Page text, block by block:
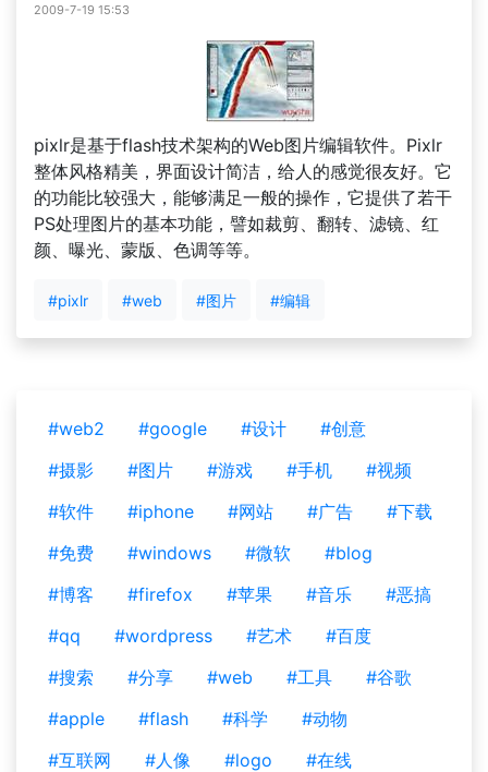
2009-7-19 15:53
pixlr是基于flash技术架构的Web图片编辑软件。Pixlr
整体风格精美，界面设计简洁，给人的感觉很友好。它
的功能比较强大，能够满足一般的操作，它提供了若干
PS处理图片的基本功能，譬如裁剪、翻转、滤镜、红
颜、曝光、蒙版、色调等等。
#pixlr #web #图片 #编辑
#web2 #google #设计
#创意
#摄影
#图片 #游戏 #手机
#视频
#软件
#iphone #网站 #广告
#下载
#免费
#windows #微软
#blog
#博客
#firefox #苹果 #音乐
#恶搞
#qq
#wordpress #艺术
#百度
#搜索
#分享 #web #工具
#谷歌
#apple
#flash #科学
#动物
#互联网
#人像 #logo
#在线